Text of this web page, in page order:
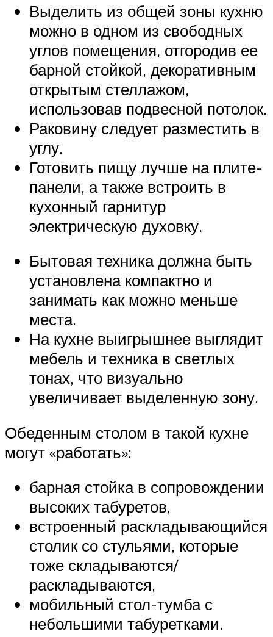
Выделить из общей зоны кухню
можно в одном из свободных
углов помещения, отгородив ее
барной стойкой, декоративным
открытым стеллажом,
использовав подвесной потолок.
Раковину следует разместить в
углу.
Готовить пищу лучше на плите-
панели, а также встроить в
кухонный гарнитур
электрическую духовку.
Бытовая техника должна быть
установлена компактно и
занимать как можно меньше
места.
На кухне выигрышнее выглядит
мебель и техника в светлых
тонах, что визуально
увеличивает выделенную зону.
Обеденным столом в такой кухне
могут «работать»:
барная стойка в сопровождении
высоких табуретов,
встроенный раскладывающийся
столик со стульями, которые
тоже складываются/
раскладываются,
мобильный стол-тумба с
небольшими табуретками.